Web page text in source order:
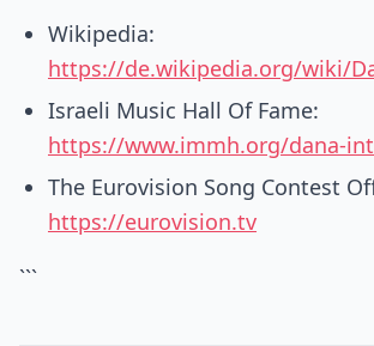
Wikipedia:
https://de.wikipedia.org/wiki/
Israeli Music Hall Of Fame:
https://www.immh.org/dana-
The Eurovision Song Contest
https://eurovision.tv
```